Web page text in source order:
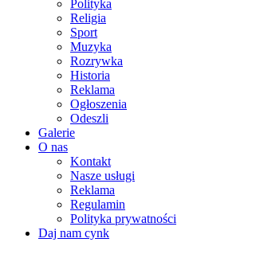
Polityka
Religia
Sport
Muzyka
Rozrywka
Historia
Reklama
Ogłoszenia
Odeszli
Galerie
O nas
Kontakt
Nasze usługi
Reklama
Regulamin
Polityka prywatności
Daj nam cynk